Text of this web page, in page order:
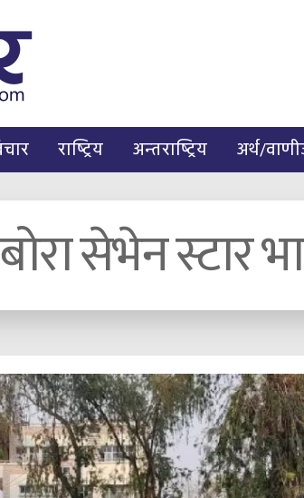
राष्ट्रिय अन्तराष्ट्रिय अर्थ/
सेभेन स्टार